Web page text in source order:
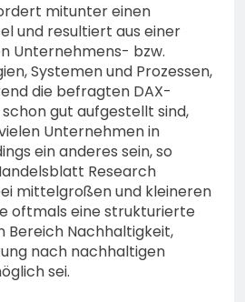
mitunter einen
und resultiert aus einer
Unternehmens- bzw.
Systemen und Prozessen,
die befragten DAX-
gut aufgestellt sind,
Unternehmen in
ein anderes sein, so
Research
mittelgroßen und kleineren
oftmals eine strukturierte
Bereich Nachhaltigkeit,
nach nachhaltigen
sei.